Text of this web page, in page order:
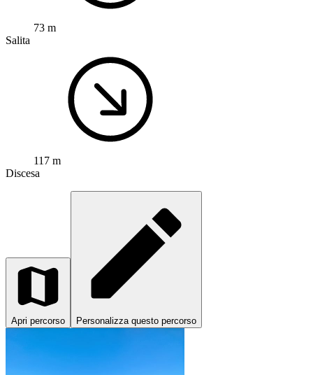
73 m
Salita
117 m
Discesa
Apri percorso Personalizza questo percorso